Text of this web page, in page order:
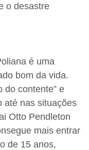
o desastre
é uma
bom da vida.
do contente” e
até nas situações
Otto Pendleton
mais entrar
de 15 anos,